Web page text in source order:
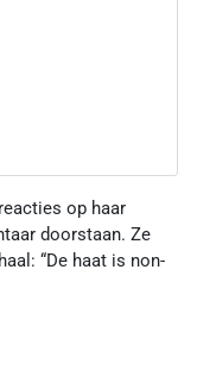
op haar
doorstaan. Ze
“De haat is non-